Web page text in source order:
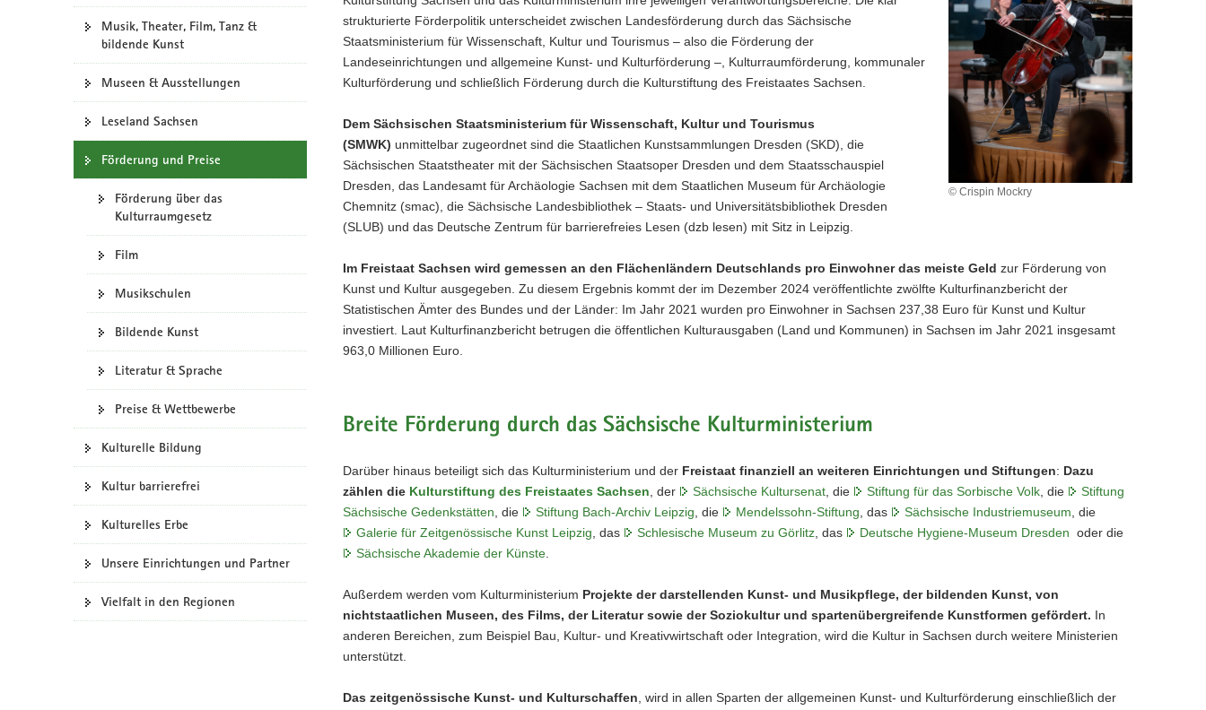
Musik, Theater, Film, Tanz &
bildende Kunst
Museen & Ausstellungen
Leseland Sachsen
Förderung und Preise
Förderung über das
Kulturraumgesetz
Film
Musikschulen
Bildende Kunst
Literatur & Sprache
Preise & Wettbewerbe
Kulturelle Bildung
Kultur barrierefrei
Kulturelles Erbe
Unsere Einrichtungen und Partner
Vielfalt in den Regionen
© Crispin Mockry
strukturierte Förderpolitik unterscheidet zwischen Landesförderung durch das Sächsische
Staatsministerium für Wissenschaft, Kultur und Tourismus – also die Förderung der
Landeseinrichtungen und allgemeine Kunst- und Kulturförderung –, Kulturraumförderung, kommunaler
Kulturförderung und schließlich Förderung durch die Kulturstiftung des Freistaates Sachsen.
Dem Sächsischen Staatsministerium für Wissenschaft, Kultur und Tourismus
(SMWK) unmittelbar zugeordnet sind die Staatlichen Kunstsammlungen Dresden (SKD), die
Sächsischen Staatstheater mit der Sächsischen Staatsoper Dresden und dem Staatsschauspiel
Dresden, das Landesamt für Archäologie Sachsen mit dem Staatlichen Museum für Archäologie
Chemnitz (smac), die Sächsische Landesbibliothek – Staats- und Universitätsbibliothek Dresden
(SLUB) und das Deutsche Zentrum für barrierefreies Lesen (dzb lesen) mit Sitz in Leipzig.
Im Freistaat Sachsen wird gemessen an den Flächenländern Deutschlands pro Einwohner das meiste Geld zur Förderung von
Kunst und Kultur ausgegeben. Zu diesem Ergebnis kommt der im Dezember 2024 veröffentlichte zwölfte Kulturfinanzbericht der
Statistischen Ämter des Bundes und der Länder: Im Jahr 2021 wurden pro Einwohner in Sachsen 237,38 Euro für Kunst und Kultur
investiert. Laut Kulturfinanzbericht betrugen die öffentlichen Kulturausgaben (Land und Kommunen) in Sachsen im Jahr 2021 insgesamt
963,0 Millionen Euro.
Breite Förderung durch das Sächsische Kulturministerium
Darüber hinaus beteiligt sich das Kulturministerium und der Freistaat finanziell an weiteren Einrichtungen und Stiftungen: Dazu
zählen die Kulturstiftung des Freistaates Sachsen der Sächsische Kultursenat , die Stiftung für das Sorbische Volk , die
Stiftung
Sächsische Gedenkstätten , die Stiftung Bach-Archiv Leipzig , die Mendelssohn-Stiftung , das Sächsische Industriemuseum , die
Galerie für Zeitgenössische Kunst Leipzig , das Schlesische Museum zu Görlitz , das Deutsche Hygiene-Museum Dresden oder die
Sächsische Akademie der Künste
Außerdem werden vom Kulturministerium Projekte der darstellenden Kunst- und Musikpflege, der bildenden Kunst, von
nichtstaatlichen Museen, des Films, der Literatur sowie der Soziokultur und spartenübergreifende Kunstformen gefördert. In
anderen Bereichen, zum Beispiel Bau, Kultur- und Kreativwirtschaft oder Integration, wird die Kultur in Sachsen durch weitere Ministerien
unterstützt.
Das zeitgenössische Kunst- und Kulturschaffen , wird in allen Sparten der allgemeinen Kunst- und Kulturförderung einschließlich der